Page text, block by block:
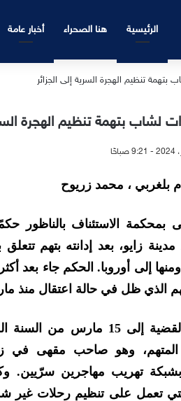
الرئيسية هنا الصحراء أخبار عامة
بلغربي ، محمد زريوح
بمحكمة الاستئناف بالناظور
زايو، بعد إدانته بتهم تتعلق
ومنها إلى أوروبا. الحكم جاء بعد
الذي ظل في حالة اعتقال منذ
وتعود تفاصيل هذه القضية إلى
المتهم، وهو صاحب مقهى في
بشبكة تهريب مهاجرين سرّيين.
تعمل على تنظيم رحلات غير